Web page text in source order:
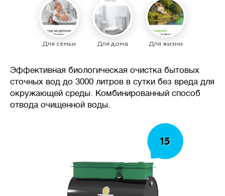
Для семьи Для дома Для жизни
Эффективная биологическая очистка бытовых
сточных вод до 3000 литров в сутки без вреда для
окружающей среды. Комбинированный способ
отвода очищенной воды.
15
с отключением электричества,
важно, чтобы система легко
запускалась заново.
системы очистки, даже при
неравномерном поступлении
стоков в течение дня.